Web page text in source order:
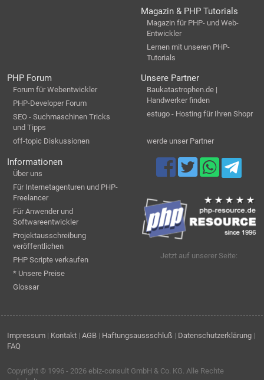
Magazin & PHP Tutorials
Magazin für PHP- und Web-
Entwickler
Lernen mit unseren PHP-
Tutorials
PHP Forum
Forum für Webentwickler
PHP-Developer Forum
SEO - Suchmaschinen Tricks
und Tipps
off-topic Diskussionen
Unsere Partner
Baukatastrophen.de |
Handwerker finden
estugo - Hosting für Ihren Shopr
werde unser Partner
Informationen
Über uns
Für Internetagenturen und PHP-
Freelancer
Für Anwender und
Softwareentwickler
Projektausschreibung
veröffentlichen
PHP Scripte verkaufen
* Unsere Preise
Glossar
Jetzt auf unserer Seite:
Impressum | Kontakt | AGB | Haftungsaussschluß | Datenschutzerklärung |
FAQ
Copyright © 1996 - 2026 ebiz-consult GmbH & Co. KG. Alle Rechte